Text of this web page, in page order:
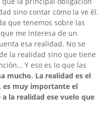
sino contar cómo la ve él.
que tenemos sobre las
me interesa de un
esa realidad. No se
la realidad sino que tiene
Y eso es lo que las
mucho. La realidad es el
es muy importante el
la realidad ese vuelo que